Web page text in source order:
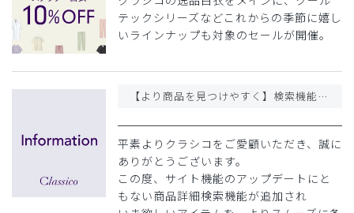
テックシリーズなどこれからの季節に嬉し
いラインナップも対象のセールが開催。
【より商品を見つけやすく】検索機能をリニューアルしました!
平素よりクラシコをご愛顧いただき、誠に
ありがとうございます。
この度、サイト機能のアップデートにと
もない商品詳細検索機能が追加され